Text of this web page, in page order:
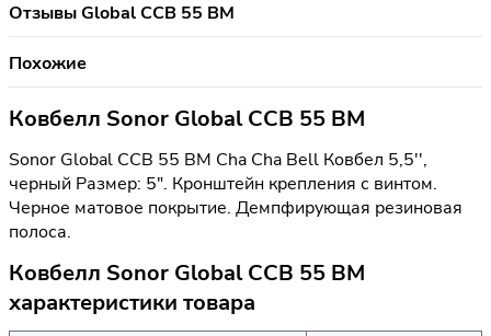
Отзывы Global CCB 55 BM
Похожие
Ковбелл Sonor Global CCB 55 BM
Sonor Global CCB 55 BM Cha Cha Bell Ковбел 5,5'',
черный Размер: 5". Кронштейн крепления с винтом.
Черное матовое покрытие. Демпфирующая резиновая
полоса.
Ковбелл Sonor Global CCB 55 BM
характеристики товара